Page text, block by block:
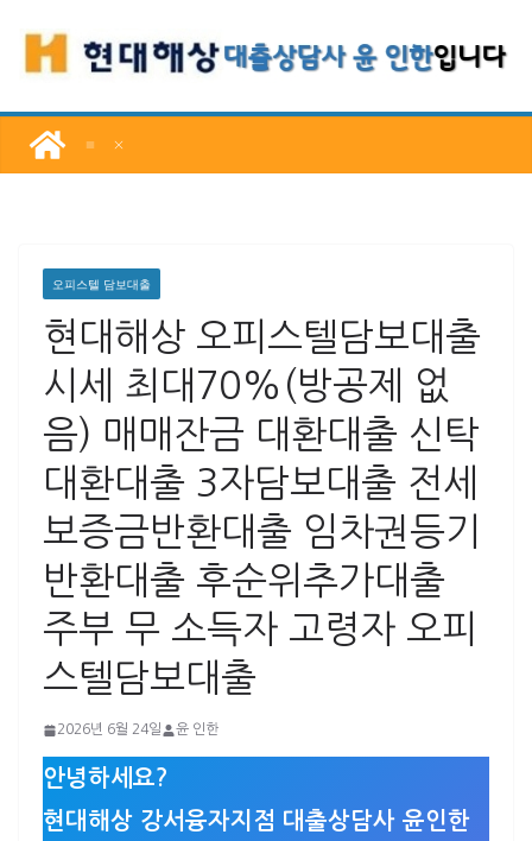
로
너
오피스텔 담보대출
현대해상 오피스텔담보대출
시세 최대70%(방공제 없
음) 매매잔금 대환대출 신탁
대환대출 3자담보대출 전세
보증금반환대출 임차권등기
반환대출 후순위추가대출
주부 무 소득자 고령자 오피
스텔담보대출
2026년 6월 24일 윤 인한
안녕하세요?
현대해상 강서융자지점 대출상담사 윤인한